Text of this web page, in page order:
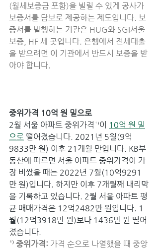
(월세보증금 포함)을 빌릴 수 있게 공사가
보증서를 담보로 제공하는 제도입니다. 보
증서를 발행하는 기관은 HUG와 SGI서울
보증, HF 세 곳입니다. 은행에서 전세대출
을 받으려면 이 기관에서 반드시 보증을 받
아야 합니다.
중위가격 10억 원 밑으로
2월 서울 아파트 중위가격¹⁾이 10억 원 밑
으로 떨어졌습니다. 2021년 5월(9억
9833만 원) 이후 21개월 만입니다. KB부
동산에 따르면 서울 아파트 중위가격이 가
장 비쌌을 때는 2022년 7월(10억9291
만 원)입니다. 하지만 이후 7개월째 내리막
을 기록하고 있습니다. 2월 서울 아파트 평
균 매매가격은 12억2482만 원입니다. 1
월(12억3918만 원)보다 1436만 원 떨어
졌습니다.
¹⁾ 중위가격: 가격 순으로 나열했을 때 중앙